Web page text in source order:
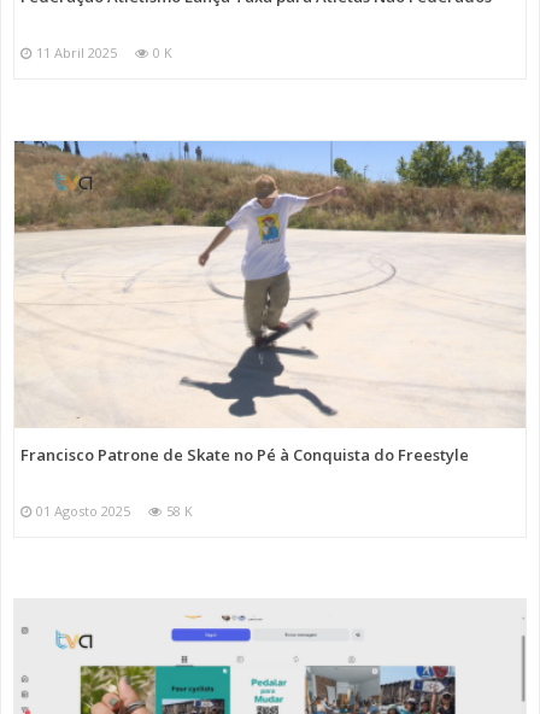
11 Abril 2025 0 K
Francisco Patrone de Skate no Pé à Conquista do Freestyle
01 Agosto 2025 58 K